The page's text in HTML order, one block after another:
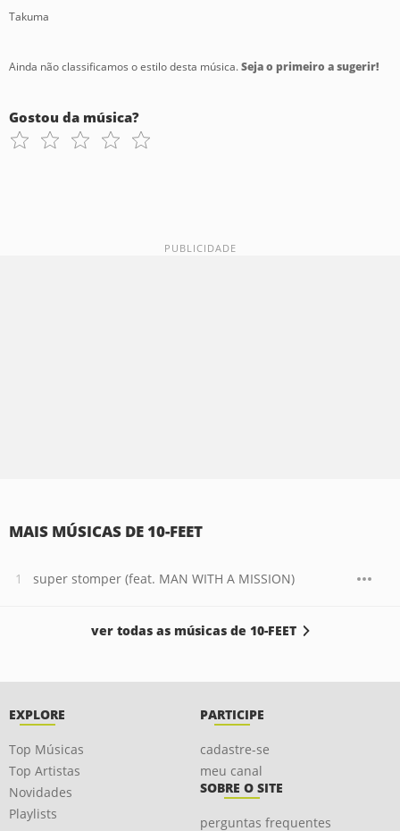
Takuma
Ainda não classificamos o estilo desta música.Seja o primeiro a sugerir!
Gostou da música?
MAIS MÚSICAS DE 10-FEET
super stomper (feat. MAN WITH A MISSION)
ver todas as músicas de 10-FEET
EXPLORE
Top Músicas
Top Artistas
Novidades
Playlists
PARTICIPE
cadastre-se
meu canal
SOBRE O SITE
perguntas frequentes